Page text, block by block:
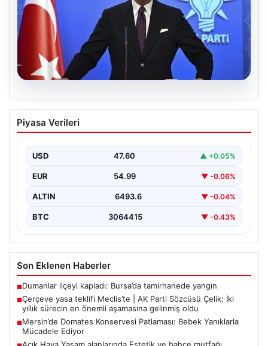
05.08.2026
Çerçeve yasa teklifi Meclis’te | AK Parti
Sözcüsü Çelik: İki yıllık sürecin en
Piyasa Verileri
USD 47.60 ▲ +0.05%
EUR 54.99 ▼ -0.06%
ALTIN 6493.6 ▼ -0.04%
BTC 3064415 ▼ -0.43%
Son Eklenen Haberler
■Dumanlar ilçeyi kapladı: Bursa’da tamirhanede yangın
■Çerçeve yasa teklifi Meclis’te | AK Parti Sözcüsü Çelik: İki
yıllık sürecin en önemli aşamasına gelinmiş oldu
■Mersin’de Domates Konservesi Patlaması: Bebek Yanıklarla
Mücadele Ediyor